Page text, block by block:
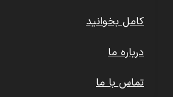
کامل بخوانید
درباره ما
تماس با ما